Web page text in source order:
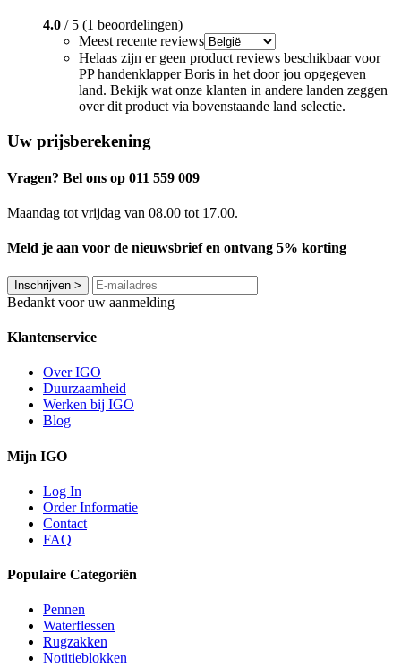
4.0 / 5 (1 beoordelingen)
Meest recente reviews
Helaas zijn er geen product reviews beschikbaar voor
PP handenklapper Boris in het door jou opgegeven
land. Bekijk wat onze klanten in andere landen zeggen
over dit product via bovenstaande land selectie.
Uw prijsberekening
Vragen? Bel ons op 011 559 009
Maandag tot vrijdag van 08.00 tot 17.00.
Meld je aan voor de nieuwsbrief en ontvang 5% korting
Inschrijven >
Bedankt voor uw aanmelding
Klantenservice
Over IGO
Duurzaamheid
Werken bij IGO
Blog
Mijn IGO
Log In
Order Informatie
Contact
FAQ
Populaire Categoriën
Pennen
Waterflessen
Rugzakken
Notitieblokken